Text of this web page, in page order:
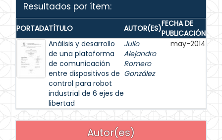
Resultados por ítem:
PORTADATÍTULO AUTOR(ES)FECHA DE
PUBLICACIÓN
Análisis y desarrollo
de una plataforma
de comunicación
entre dispositivos de
control para robot
industrial de 6 ejes de
libertad
Julio
Alejandro
Romero
González
may-2014
Autor(es)